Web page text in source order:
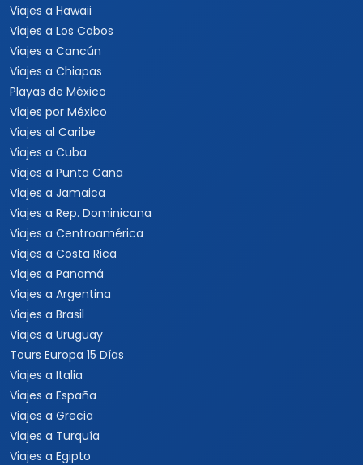
Viajes a Hawaii
Viajes a Los Cabos
Viajes a Cancún
Viajes a Chiapas
Playas de México
Viajes por México
Viajes al Caribe
Viajes a Cuba
Viajes a Punta Cana
Viajes a Jamaica
Viajes a Rep. Dominicana
Viajes a Centroamérica
Viajes a Costa Rica
Viajes a Panamá
Viajes a Argentina
Viajes a Brasil
Viajes a Uruguay
Tours Europa 15 Días
Viajes a Italia
Viajes a España
Viajes a Grecia
Viajes a Turquía
Viajes a Egipto